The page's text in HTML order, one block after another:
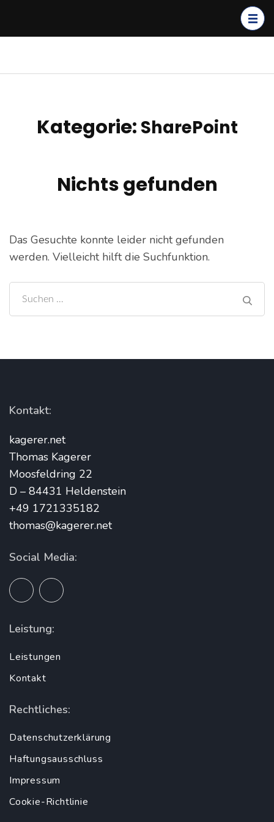
drücken)
IT-Dienstleistungen &
Kategorie: SharePoint
Nichts gefunden
Das Gesuchte konnte leider nicht gefunden
werden. Vielleicht hilft die Suchfunktion.
Suchen
nach:
Kontakt:
kagerer.net
Thomas Kagerer
Moosfeldring 22
D – 84431 Heldenstein
+49 1721335182
thomas@kagerer.net
Social Media:
Leistung:
Leistungen
Kontakt
Rechtliches:
Datenschutzerklärung
Haftungsausschluss
Impressum
Cookie-Richtlinie